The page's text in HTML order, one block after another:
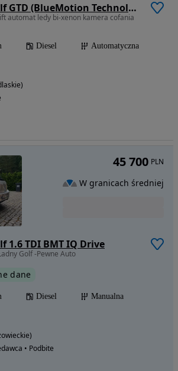
Volkswagen Golf GTD (BlueMotion Technology) DSG
automat ledy bi-xenon kamera cofania
Diesel
Automatyczna
1.6 TDI BMT IQ Drive
Golf -Pewne Auto
dane
Diesel
Manualna
• Podbite
45 700 PLN
W granicach średniej